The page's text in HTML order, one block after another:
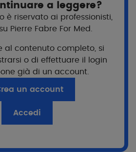
a leggere?
è riservato ai professionisti,
Pierre Fabre For Med.
al contenuto completo, si
o di effettuare il login
già di un account.
un account
Accedi